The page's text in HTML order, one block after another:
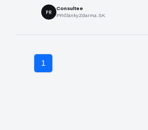
PR
Consultee
PRčlánkyZdarma.SK
1